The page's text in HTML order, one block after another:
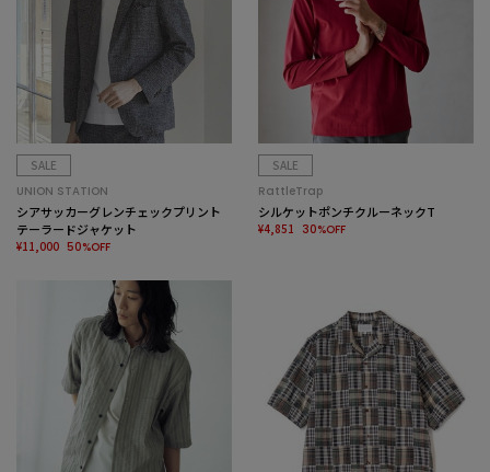
SALE
UNION STATION
シアサッカーグレンチェックプリント
テーラードジャケット
¥11,000 50%OFF
SALE
RattleTrap
シルケットポンチクルーネックT
¥4,851 30%OFF